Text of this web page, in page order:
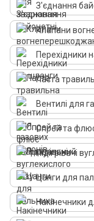
З'єднання
Клапани
Перехідники
Паста
Вентилі для
Спрей та
Підігрівачі
Цанги для
Накінечники